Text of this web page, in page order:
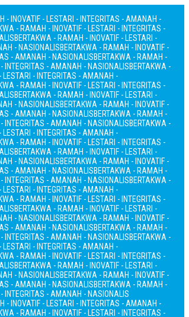
- INOVATIF - LESTARI - INTEGRITAS - AMANAH -
- RAMAH - INOVATIF - LESTARI - INTEGRITAS -
BERTAKWA - RAMAH - INOVATIF - LESTARI -
- NASIONALISBERTAKWA - RAMAH - INOVATIF -
- AMANAH - NASIONALISBERTAKWA - RAMAH -
INTEGRITAS - AMANAH - NASIONALISBERTAKWA -
LESTARI - INTEGRITAS - AMANAH -
- RAMAH - INOVATIF - LESTARI - INTEGRITAS -
BERTAKWA - RAMAH - INOVATIF - LESTARI -
- NASIONALISBERTAKWA - RAMAH - INOVATIF -
- AMANAH - NASIONALISBERTAKWA - RAMAH -
INTEGRITAS - AMANAH - NASIONALISBERTAKWA -
LESTARI - INTEGRITAS - AMANAH -
- RAMAH - INOVATIF - LESTARI - INTEGRITAS -
BERTAKWA - RAMAH - INOVATIF - LESTARI -
- NASIONALISBERTAKWA - RAMAH - INOVATIF -
- AMANAH - NASIONALISBERTAKWA - RAMAH -
INTEGRITAS - AMANAH - NASIONALISBERTAKWA -
LESTARI - INTEGRITAS - AMANAH -
- RAMAH - INOVATIF - LESTARI - INTEGRITAS -
BERTAKWA - RAMAH - INOVATIF - LESTARI -
- NASIONALISBERTAKWA - RAMAH - INOVATIF -
- AMANAH - NASIONALISBERTAKWA - RAMAH -
INTEGRITAS - AMANAH - NASIONALISBERTAKWA -
LESTARI - INTEGRITAS - AMANAH -
- RAMAH - INOVATIF - LESTARI - INTEGRITAS -
BERTAKWA - RAMAH - INOVATIF - LESTARI -
- NASIONALISBERTAKWA - RAMAH - INOVATIF -
- AMANAH - NASIONALISBERTAKWA - RAMAH -
INTEGRITAS - AMANAH - NASIONALIS
- INOVATIF - LESTARI - INTEGRITAS - AMANAH -
- RAMAH - INOVATIF - LESTARI - INTEGRITAS -